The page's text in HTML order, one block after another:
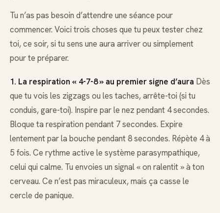
Tu n’as pas besoin d’attendre une séance pour
commencer. Voici trois choses que tu peux tester chez
toi, ce soir, si tu sens une aura arriver ou simplement
pour te préparer.
1. La respiration « 4-7-8 » au premier signe d’aura Dès
que tu vois les zigzags ou les taches, arrête-toi (si tu
conduis, gare-toi). Inspire par le nez pendant 4 secondes.
Bloque ta respiration pendant 7 secondes. Expire
lentement par la bouche pendant 8 secondes. Répète 4 à
5 fois. Ce rythme active le système parasympathique,
celui qui calme. Tu envoies un signal « on ralentit » à ton
cerveau. Ce n’est pas miraculeux, mais ça casse le
cercle de panique.